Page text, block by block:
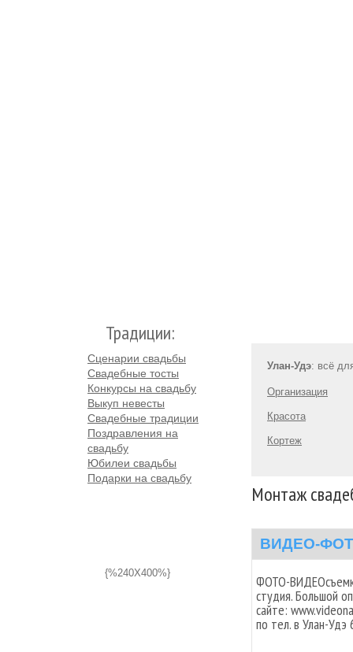
Традиции:
Сценарии свадьбы
Свадебные тосты
Конкурсы на свадьбу
Выкуп невесты
Свадебные традиции
Поздравления на
свадьбу
Юбилеи свадьбы
Подарки на свадьбу
{%240X400%}
Улан-Удэ: всё
Организация
Красота
Кортеж
Монтаж
ВИДЕО-
ФОТО-
студия. Большой
сайте:
по тел. в Улан-